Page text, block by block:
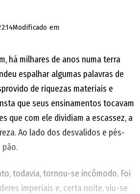
Modificado em
há milhares de anos numa terra
espalhar algumas palavras de
de riquezas materiais e
que seus ensinamentos tocavam
que com ele dividiam a escassez, a
Ao lado dos desvalidos e pés-
pão.
todavia, tornou-se incômodo. Foi
imperiais e, certa noite, viu-se